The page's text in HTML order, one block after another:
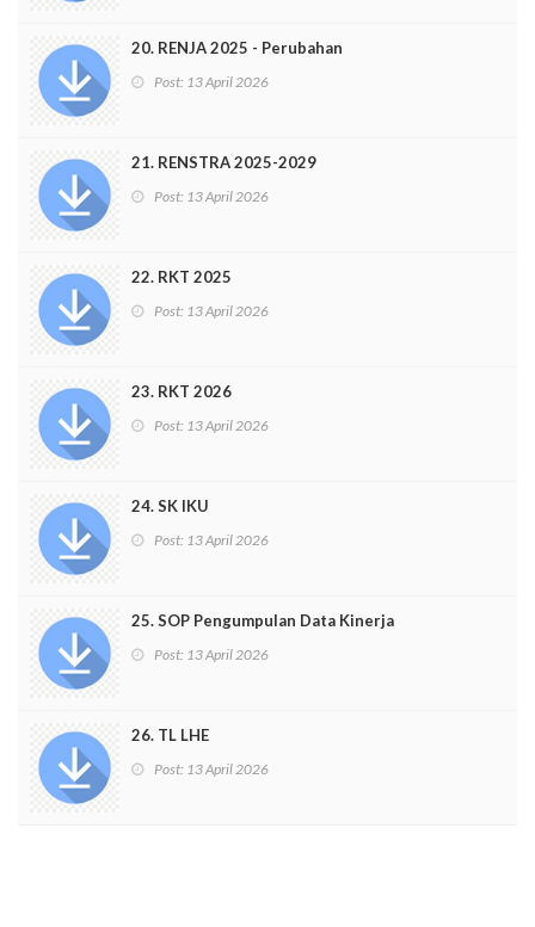
20. RENJA 2025 - Perubahan
Post: 13 April 2026
21. RENSTRA 2025-2029
Post: 13 April 2026
22. RKT 2025
Post: 13 April 2026
23. RKT 2026
Post: 13 April 2026
24. SK IKU
Post: 13 April 2026
25. SOP Pengumpulan Data Kinerja
Post: 13 April 2026
26. TL LHE
Post: 13 April 2026